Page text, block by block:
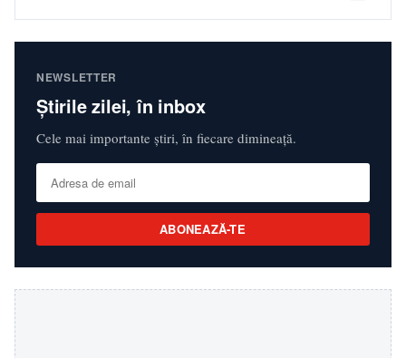
NEWSLETTER
Știrile zilei, în inbox
Cele mai importante știri, în fiecare dimineață.
ABONEAZĂ-TE